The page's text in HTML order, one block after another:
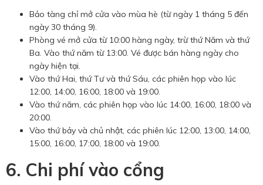
Bảo tàng chỉ mở cửa vào mùa hè (từ ngày 1 tháng 5 đến
ngày 30 tháng 9).
Phòng vé mở cửa từ 10:00 hàng ngày, trừ thứ Năm và thứ
Ba. Vào thứ năm từ 13:00. Vé được bán hàng ngày cho
ngày hiện tại.
Vào thứ Hai, thứ Tư và thứ Sáu, các phiên họp vào lúc
12:00, 14:00, 16:00, 18:00 và 19:00.
Vào thứ năm, các phiên họp vào lúc 14:00, 16:00, 18:00 và
20:00.
Vào thứ bảy và chủ nhật, các phiên lúc 12:00, 13:00, 14:00,
15:00, 16:00, 17:00, 18:00 và 19:00.
6. Chi phí vào cổng